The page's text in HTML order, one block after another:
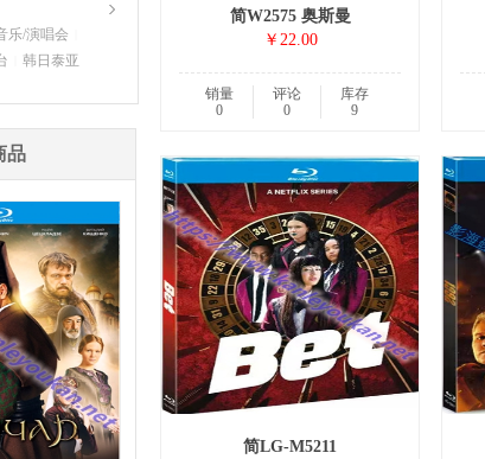
简W2575 奥斯曼
￥22.00
销量
0
评论
0
库存
9
简LG-M5211
乐/演唱会
韩日泰亚
品